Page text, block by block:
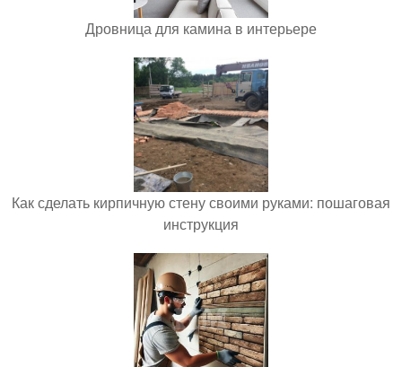
Дровница для камина в интерьере
Как сделать кирпичную стену своими руками: пошаговая
инструкция